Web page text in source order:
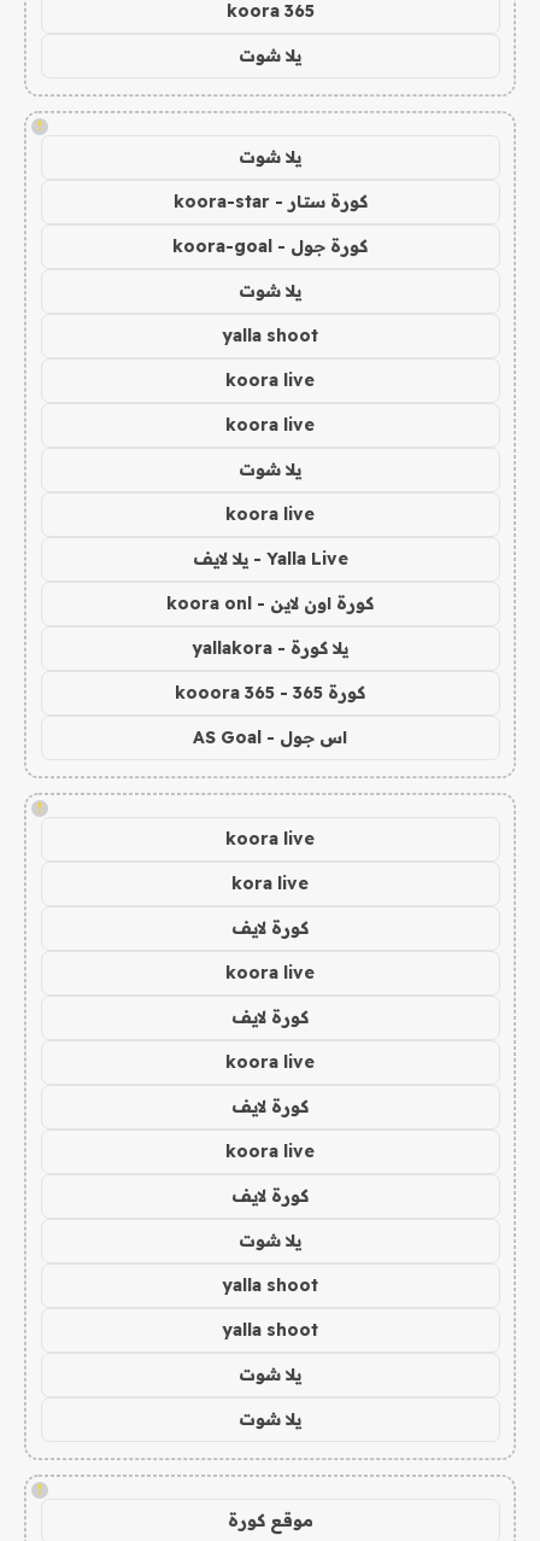
koora 365
يلا شوت
!
يلا شوت
كورة ستار - koora-star
كورة جول - koora-goal
يلا شوت
yalla shoot
koora live
koora live
يلا شوت
koora live
Yalla Live - يلا لايف
كورة اون لاين - koora onl
يلا كورة - yallakora
كورة 365 - kooora 365
اس جول - AS Goal
!
koora live
kora live
كورة لايف
koora live
كورة لايف
koora live
كورة لايف
koora live
كورة لايف
يلا شوت
yalla shoot
yalla shoot
يلا شوت
يلا شوت
!
موقع كورة